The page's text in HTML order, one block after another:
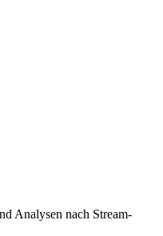
Analysen nach Stream-